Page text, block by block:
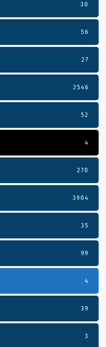
30
56
27
2546
52
4
270
3904
35
99
4
39
3